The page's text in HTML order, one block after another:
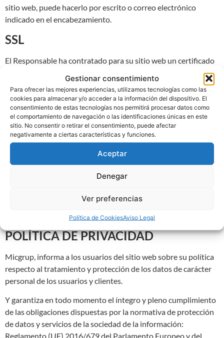
Gestionar consentimiento
Para ofrecer las mejores experiencias, utilizamos tecnologías como las
cookies para almacenar y/o acceder a la información del dispositivo. El
consentimiento de estas tecnologías nos permitirá procesar datos como
el comportamiento de navegación o las identificaciones únicas en este
sitio. No consentir o retirar el consentimiento, puede afectar
negativamente a ciertas características y funciones.
Aceptar
Denegar
Ver preferencias
Política de CookiesAviso Legal
sitio web, puede hacerlo por escrito o correo electrónico
indicado en el encabezamiento.
SSL
El Responsable ha contratado para su sitio web un certificado
Un certificado SSL permite proteger toda la información
personal y confidencial que se pueda manejar en un sitio web,
independientemente de la información que se esté
transmitiendo, como por ejemplo, desde cualquiera de los
formularios de contacto del sitio web hasta el servidor, o los
datos introducidos para la subscripción de boletines de
noticias o accesos a las áreas protegidas, etc.
La dirección del sitio web aparecerá en color verde,
activándose el protocolo “https” que permite conexiones
POLÍTICA DE PRIVACIDAD
Micgrup, informa a los usuarios del sitio web sobre su política
respecto al tratamiento y protección de los datos de carácter
personal de los usuarios y clientes.
Y garantiza en todo momento el íntegro y pleno cumplimiento
de las obligaciones dispuestas por la normativa de protección
de datos y servicios de la sociedad de la información:
Reglamento (UE) 2016/679 del Parlamento Europeo y del